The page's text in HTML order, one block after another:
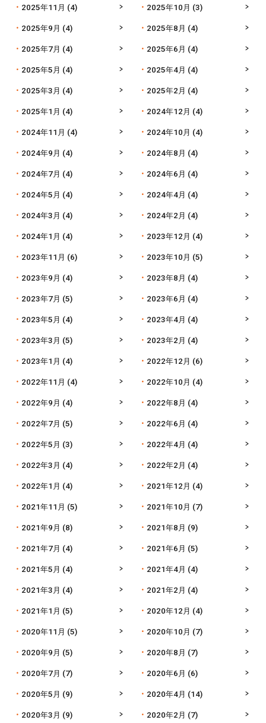
2025年11月 (4) 2025年10月 (3)
2025年9月 (4) 2025年8月 (4)
2025年7月 (4) 2025年6月 (4)
2025年5月 (4) 2025年4月 (4)
2025年3月 (4) 2025年2月 (4)
2025年1月 (4) 2024年12月 (4)
2024年11月 (4) 2024年10月 (4)
2024年9月 (4) 2024年8月 (4)
2024年7月 (4) 2024年6月 (4)
2024年5月 (4) 2024年4月 (4)
2024年3月 (4) 2024年2月 (4)
2024年1月 (4) 2023年12月 (4)
2023年11月 (6) 2023年10月 (5)
2023年9月 (4) 2023年8月 (4)
2023年7月 (5) 2023年6月 (4)
2023年5月 (4) 2023年4月 (4)
2023年3月 (5) 2023年2月 (4)
2023年1月 (4) 2022年12月 (6)
2022年11月 (4) 2022年10月 (4)
2022年9月 (4) 2022年8月 (4)
2022年7月 (5) 2022年6月 (4)
2022年5月 (3) 2022年4月 (4)
2022年3月 (4) 2022年2月 (4)
2022年1月 (4) 2021年12月 (4)
2021年11月 (5) 2021年10月 (7)
2021年9月 (8) 2021年8月 (9)
2021年7月 (4) 2021年6月 (5)
2021年5月 (4) 2021年4月 (4)
2021年3月 (4) 2021年2月 (4)
2021年1月 (5) 2020年12月 (4)
2020年11月 (5) 2020年10月 (7)
2020年9月 (5) 2020年8月 (7)
2020年7月 (7) 2020年6月 (6)
2020年5月 (9) 2020年4月 (14)
2020年3月 (9) 2020年2月 (7)